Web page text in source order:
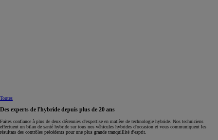
Toutes
Des experts de l'hybride depuis plus de 20 ans
Faites confiance à plus de deux décennies d'expertise en matière de technologie hybride. Nos techniciens
effectuent un bilan de santé hybride sur tous nos véhicules hybrides d'occasion et vous communiquent les
résultats des contrôles précédents pour une plus grande tranquillité d'esprit.